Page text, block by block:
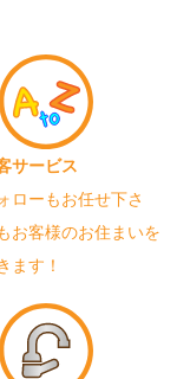
サービス
ローもお任せ下さ
お客様のお住まいを
ます！